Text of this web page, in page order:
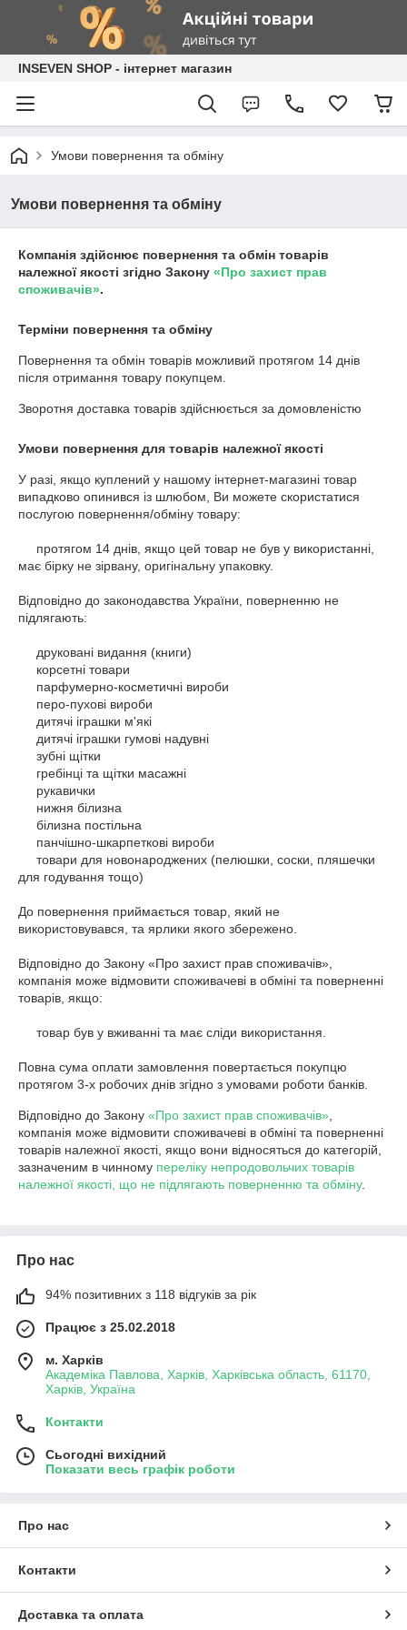
INSEVEN SHOP - інтернет магазин
Умови повернення та обміну
Умови повернення та обміну
Компанія здійснює повернення та обмін товарів
належної якості згідно Закону «Про захист прав
споживачів».
Терміни повернення та обміну
Повернення та обмін товарів можливий протягом 14 днів
після отримання товару покупцем.
Зворотня доставка товарів здійснюється за домовленістю
Умови повернення для товарів належної якості
У разі, якщо куплений у нашому інтернет-магазині товар
випадково опинився із шлюбом, Ви можете скористатися
послугою повернення/обміну товару:
має бірку не зірвану, оригінальну упаковку.
Відповідно до законодавства України, поверненню не
підлягають:
для годування тощо)
До повернення приймається товар, який не
використовувався, та ярлики якого збережено.
Відповідно до Закону «Про захист прав споживачів»,
компанія може відмовити споживачеві в обміні та поверненні
товарів, якщо:
Повна сума оплати замовлення повертається покупцю
протягом 3-х робочих днів згідно з умовами роботи банків.
Відповідно до Закону «Про захист прав споживачів»
компанія може відмовити споживачеві в обміні та поверненні
товарів належної якості, якщо вони відносяться до категорій,
зазначеним в чинному переліку непродовольчих товарів
належної якості, що не підлягають поверненню та обміну.
Про нас
94% позитивних з 118 відгуків за рік
Працює з 25.02.2018
м. Харків
Академіка Павлова, Харків, Харківська область, 61170,
Харків, Україна
Контакти
Сьогодні вихідний
Показати весь графік роботи
Про нас
Контакти
Доставка та оплата